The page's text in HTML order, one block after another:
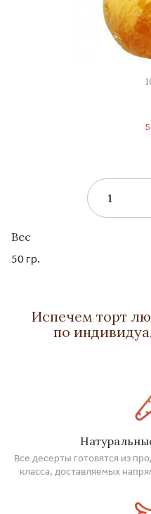
Вес
50 гр.
Испечем торт
по
Все десерты готовятся из
класса, доставляемых